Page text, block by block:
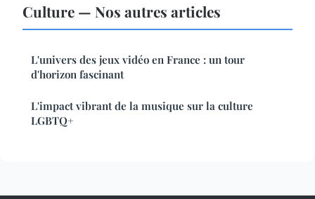
Culture — Nos autres articles
L'univers des jeux vidéo en France : un tour
d'horizon fascinant
L'impact vibrant de la musique sur la culture
LGBTQ+